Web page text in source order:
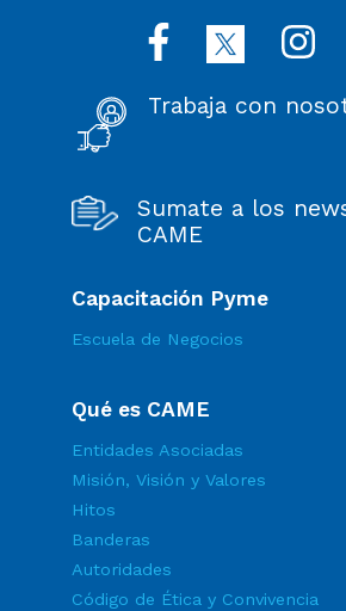
Trabaja con
Sumate a los
CAME
Capacitación Pyme
Escuela de Negocios
Qué es CAME
Entidades Asociadas
Misión, Visión y Valores
Hitos
Banderas
Autoridades
Código de Ética y Convivencia